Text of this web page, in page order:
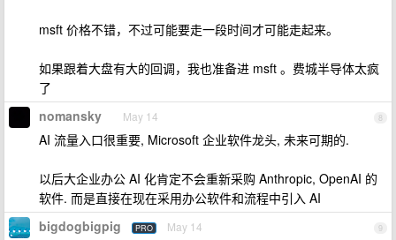
msft 价格不错，不过可能要走一段时间才可能走起来。
如果跟着大盘有大的回调，我也准备进 msft 。费城半导体太疯
了
8
nomansky May 14
AI 流量入口很重要, Microsoft 企业软件龙头, 未来可期的.
以后大企业办公 AI 化肯定不会重新采购 Anthropic, OpenAI 的
软件. 而是直接在现在采用办公软件和流程中引入 AI
9
bigdogbigpig PRO May 14